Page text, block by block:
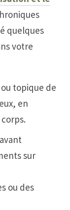
quelques
votre
topique de
en
sur
ou des